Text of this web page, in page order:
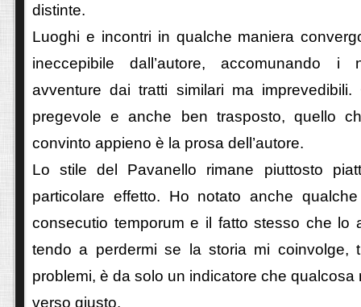
distinte.
Luoghi e incontri in qualche maniera
ineccepibile dall’autore, accomunando i
avventure dai tratti similari ma
pregevole e anche ben trasposto, quello
convinto appieno è la prosa dell’autore.
Lo stile del Pavanello rimane piuttosto
particolare effetto. Ho notato anche
consecutio temporum e il fatto stesso che lo
tendo a perdermi se la storia mi coinvolge,
problemi, è da solo un indicatore che qualcosa
verso giusto.